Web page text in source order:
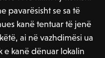
pavarësisht se sa të
kanë tentuar të jenë
ai në vazhdimësi ua
e kanë dënuar lokalin